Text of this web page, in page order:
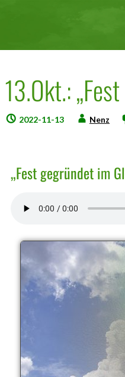
13.Okt.:
2022-11-13 Nenz
„Fest gegründet im